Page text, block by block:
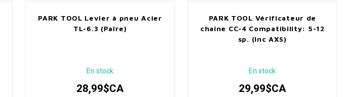
PARK TOOL Levier à pneu Acier
TL-6.3 (Paire)
En stock
28,99$CA
PARK TOOL Vérificateur de
chaine CC-4 Compatibility: 5-12
sp. (Inc AXS)
En stock
29,99$CA